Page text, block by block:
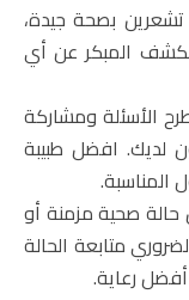
بصحة جيدة،
المبكر عن أي
الأسئلة ومشاركة
افضل طبيبة
المناسبة.
حالة صحية مزمنة أو
متابعة الحالة
رعاية.